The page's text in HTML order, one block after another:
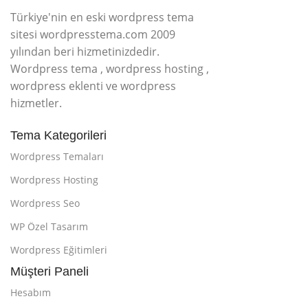
Türkiye'nin en eski wordpress tema
sitesi wordpresstema.com 2009
yılından beri hizmetinizdedir.
Wordpress tema , wordpress hosting ,
wordpress eklenti ve wordpress
hizmetler.
Tema Kategorileri
Wordpress Temaları
Wordpress Hosting
Wordpress Seo
WP Özel Tasarım
Wordpress Eğitimleri
Müşteri Paneli
Hesabım